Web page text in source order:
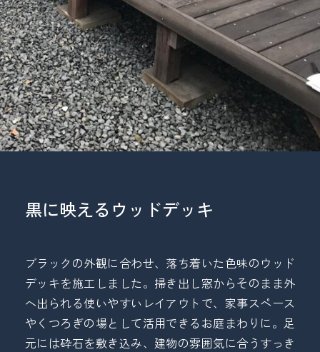
黒に映えるウッドデッキ
ブラックの外観に合わせ、落ち着いた色味のウッド
デッキを施工しました。掃き出し窓からそのまま外
へ出られる使いやすいレイアウトで、家事スペース
やくつろぎの場として活用できるお庭まわりに。足
元には砕石を敷き込み、建物の雰囲気に合うすっき